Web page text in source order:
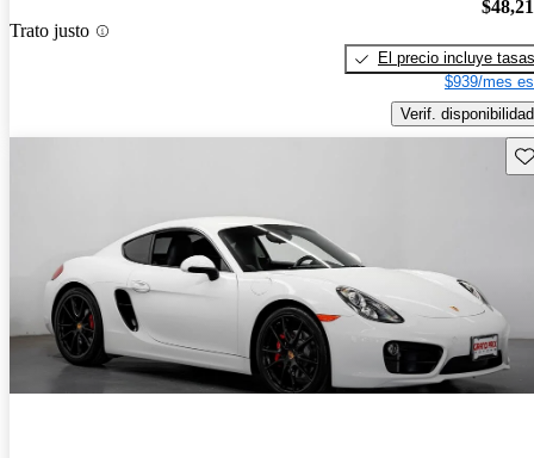
Trato justo
El precio incluye tasas
$939/mes
Verif. disponibilidad